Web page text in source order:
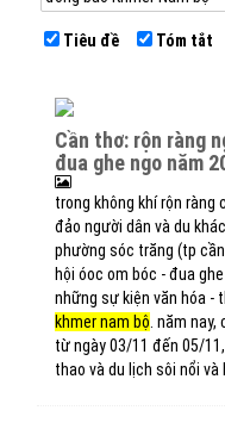
Tiêu đề Tóm tắt
cần thơ: rộn ràng ngày khai hội óoc om bóc -
đua ghe ngo năm
trong không khí rộn ràng
đảo người dân và du
phường sóc trăng (tp
hội óoc om bóc​ - đua
những sự kiện văn hóa -
khmer nam bộ . năm
từ ngày 03/11 đến 05/
thao và du lịch sôi nổi và